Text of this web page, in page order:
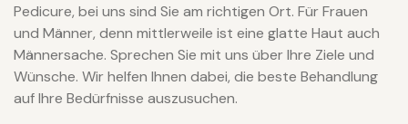
Pedicure, bei uns sind Sie am richtigen Ort. Für Frauen
und Männer, denn mittlerweile ist eine glatte Haut auch
Männersache. Sprechen Sie mit uns über Ihre Ziele und
Wünsche. Wir helfen Ihnen dabei, die beste Behandlung
auf Ihre Bedürfnisse auszusuchen.